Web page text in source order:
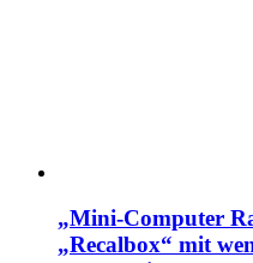
„Mini-Computer
„Recalbox“ mit